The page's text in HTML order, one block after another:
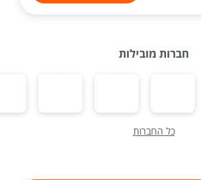
חברות מובילות
כל החברות